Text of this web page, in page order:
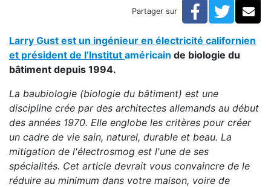
Les baubiologistes, témoins quotidiens des ravages
Partager sur Facebook
Larry Gust est un ingénieur en électricité californien
et président de l’Institut américain de biologie du
bâtiment depuis 1994.
La baubiologie (biologie du bâtiment) est une
discipline crée par des architectes allemands au début
des années 1970. Elle englobe les critères pour créer
un cadre de vie sain, naturel, durable et beau. La
mitigation de l'électrosmog est l'une de ses
spécialités. Cet article devrait vous convaincre de le
réduire au minimum dans votre maison, voire de